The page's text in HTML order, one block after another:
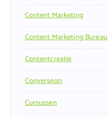
Content Marketing
Content Marketing Bureau
Contentcreatie
Converseon
Cursussen